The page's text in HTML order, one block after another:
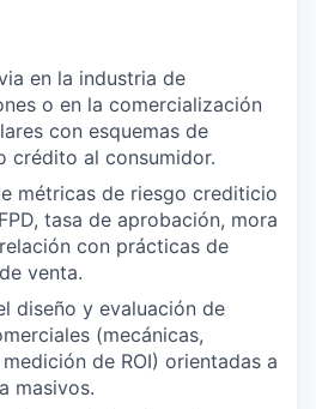
en la industria de
o en la comercialización
con esquemas de
crédito al consumidor.
métricas de riesgo crediticio
tasa de aprobación, mora
con prácticas de
venta.
diseño y evaluación de
(mecánicas,
medición de ROI) orientadas a
masivos.